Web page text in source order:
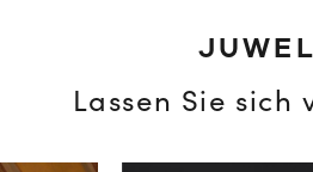
Lassen Sie